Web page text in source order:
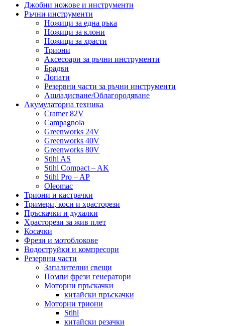
Джобни ножове и инструменти
Ръчни инструменти
Ножици за една ръка
Ножици за клони
Ножици за храсти
Триони
Аксесоари за ръчни инструменти
Брадви
Лопати
Резервни части за ръчни инструменти
Ашладисване/Облагородяване
Акумулаторна техника
Cramer 82V
Campagnola
Greenworks 24V
Greenworks 40V
Greenworks 80V
Stihl AS
Stihl Compact – AK
Stihl Pro – AP
Oleomac
Триони и кастрачки
Тримери, коси и храсторези
Пръскачки и духалки
Храсторези за жив плет
Косачки
Фрези и мотоблокове
Водоструйки и компресори
Резервни части
Запалителни свещи
Помпи фрези генератори
Моторни пръскачки
китайски пръскачки
Моторни триони
Stihl
китайски резачки